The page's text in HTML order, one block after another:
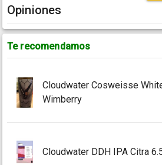
Opiniones
Te recomendamos
Cloudwater Cosweisse
Wimberry
Cloudwater DDH IPA Citra